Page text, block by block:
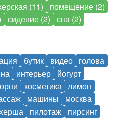
(11)
помещение (2)
сидение (2)
спа (2)
бутик видео голова
интерьер
йогурт
косметика лимон
машины
москва
пилотаж
пирсинг